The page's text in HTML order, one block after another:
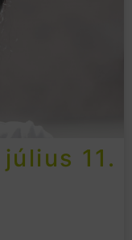
július 11.